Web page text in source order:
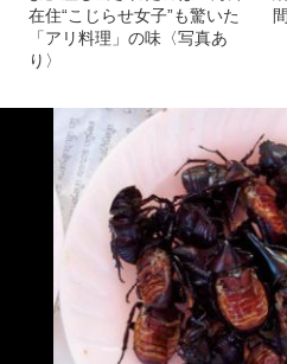
在住“こじらせ女子”も驚いた
「アリ料理」の味〈写真あ
り〉